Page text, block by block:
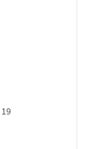
19